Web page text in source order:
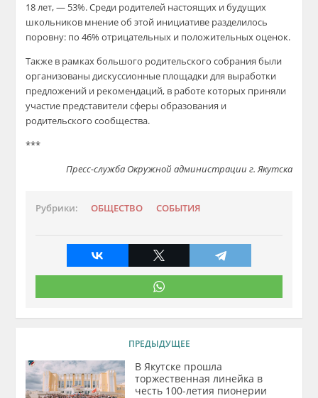
18 лет, — 53%. Среди родителей настоящих и будущих
школьников мнение об этой инициативе разделилось
поровну: по 46% отрицательных и положительных оценок.
Также в рамках большого родительского собрания были
организованы дискуссионные площадки для выработки
предложений и рекомендаций, в работе которых приняли
участие представители сферы образования и
родительского сообщества.
***
Пресс-служба Окружной администрации г. Якутска
Рубрики: ОБЩЕСТВО СОБЫТИЯ
ПРЕДЫДУЩЕЕ
В Якутске прошла
торжественная линейка в
честь 100-летия пионерии